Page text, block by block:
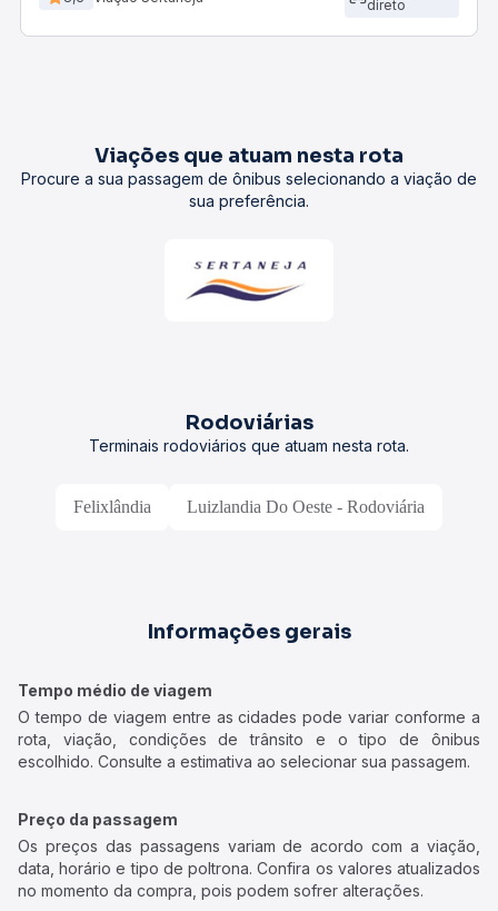
direto
Viações que atuam nesta rota
Procure a sua passagem de ônibus selecionando a viação de
sua preferência.
Rodoviárias
Terminais rodoviários que atuam nesta rota.
Felixlândia Luizlandia Do Oeste - Rodoviária
Informações gerais
Tempo médio de viagem
O tempo de viagem entre as cidades pode variar conforme a
rota, viação, condições de trânsito e o tipo de ônibus
escolhido. Consulte a estimativa ao selecionar sua passagem.
Preço da passagem
Os preços das passagens variam de acordo com a viação,
data, horário e tipo de poltrona. Confira os valores atualizados
no momento da compra, pois podem sofrer alterações.